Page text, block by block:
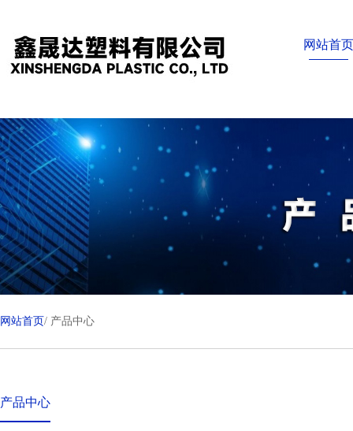
网站首页
网站首页/ 产品中心
产品中心